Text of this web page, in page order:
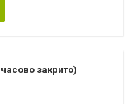
закрито)